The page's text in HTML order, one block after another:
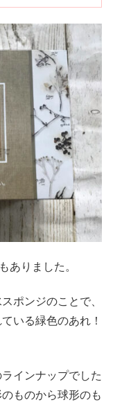
ありました。
ポンジのことで、
いる緑色のあれ！
インナップでした
ものから球形のも